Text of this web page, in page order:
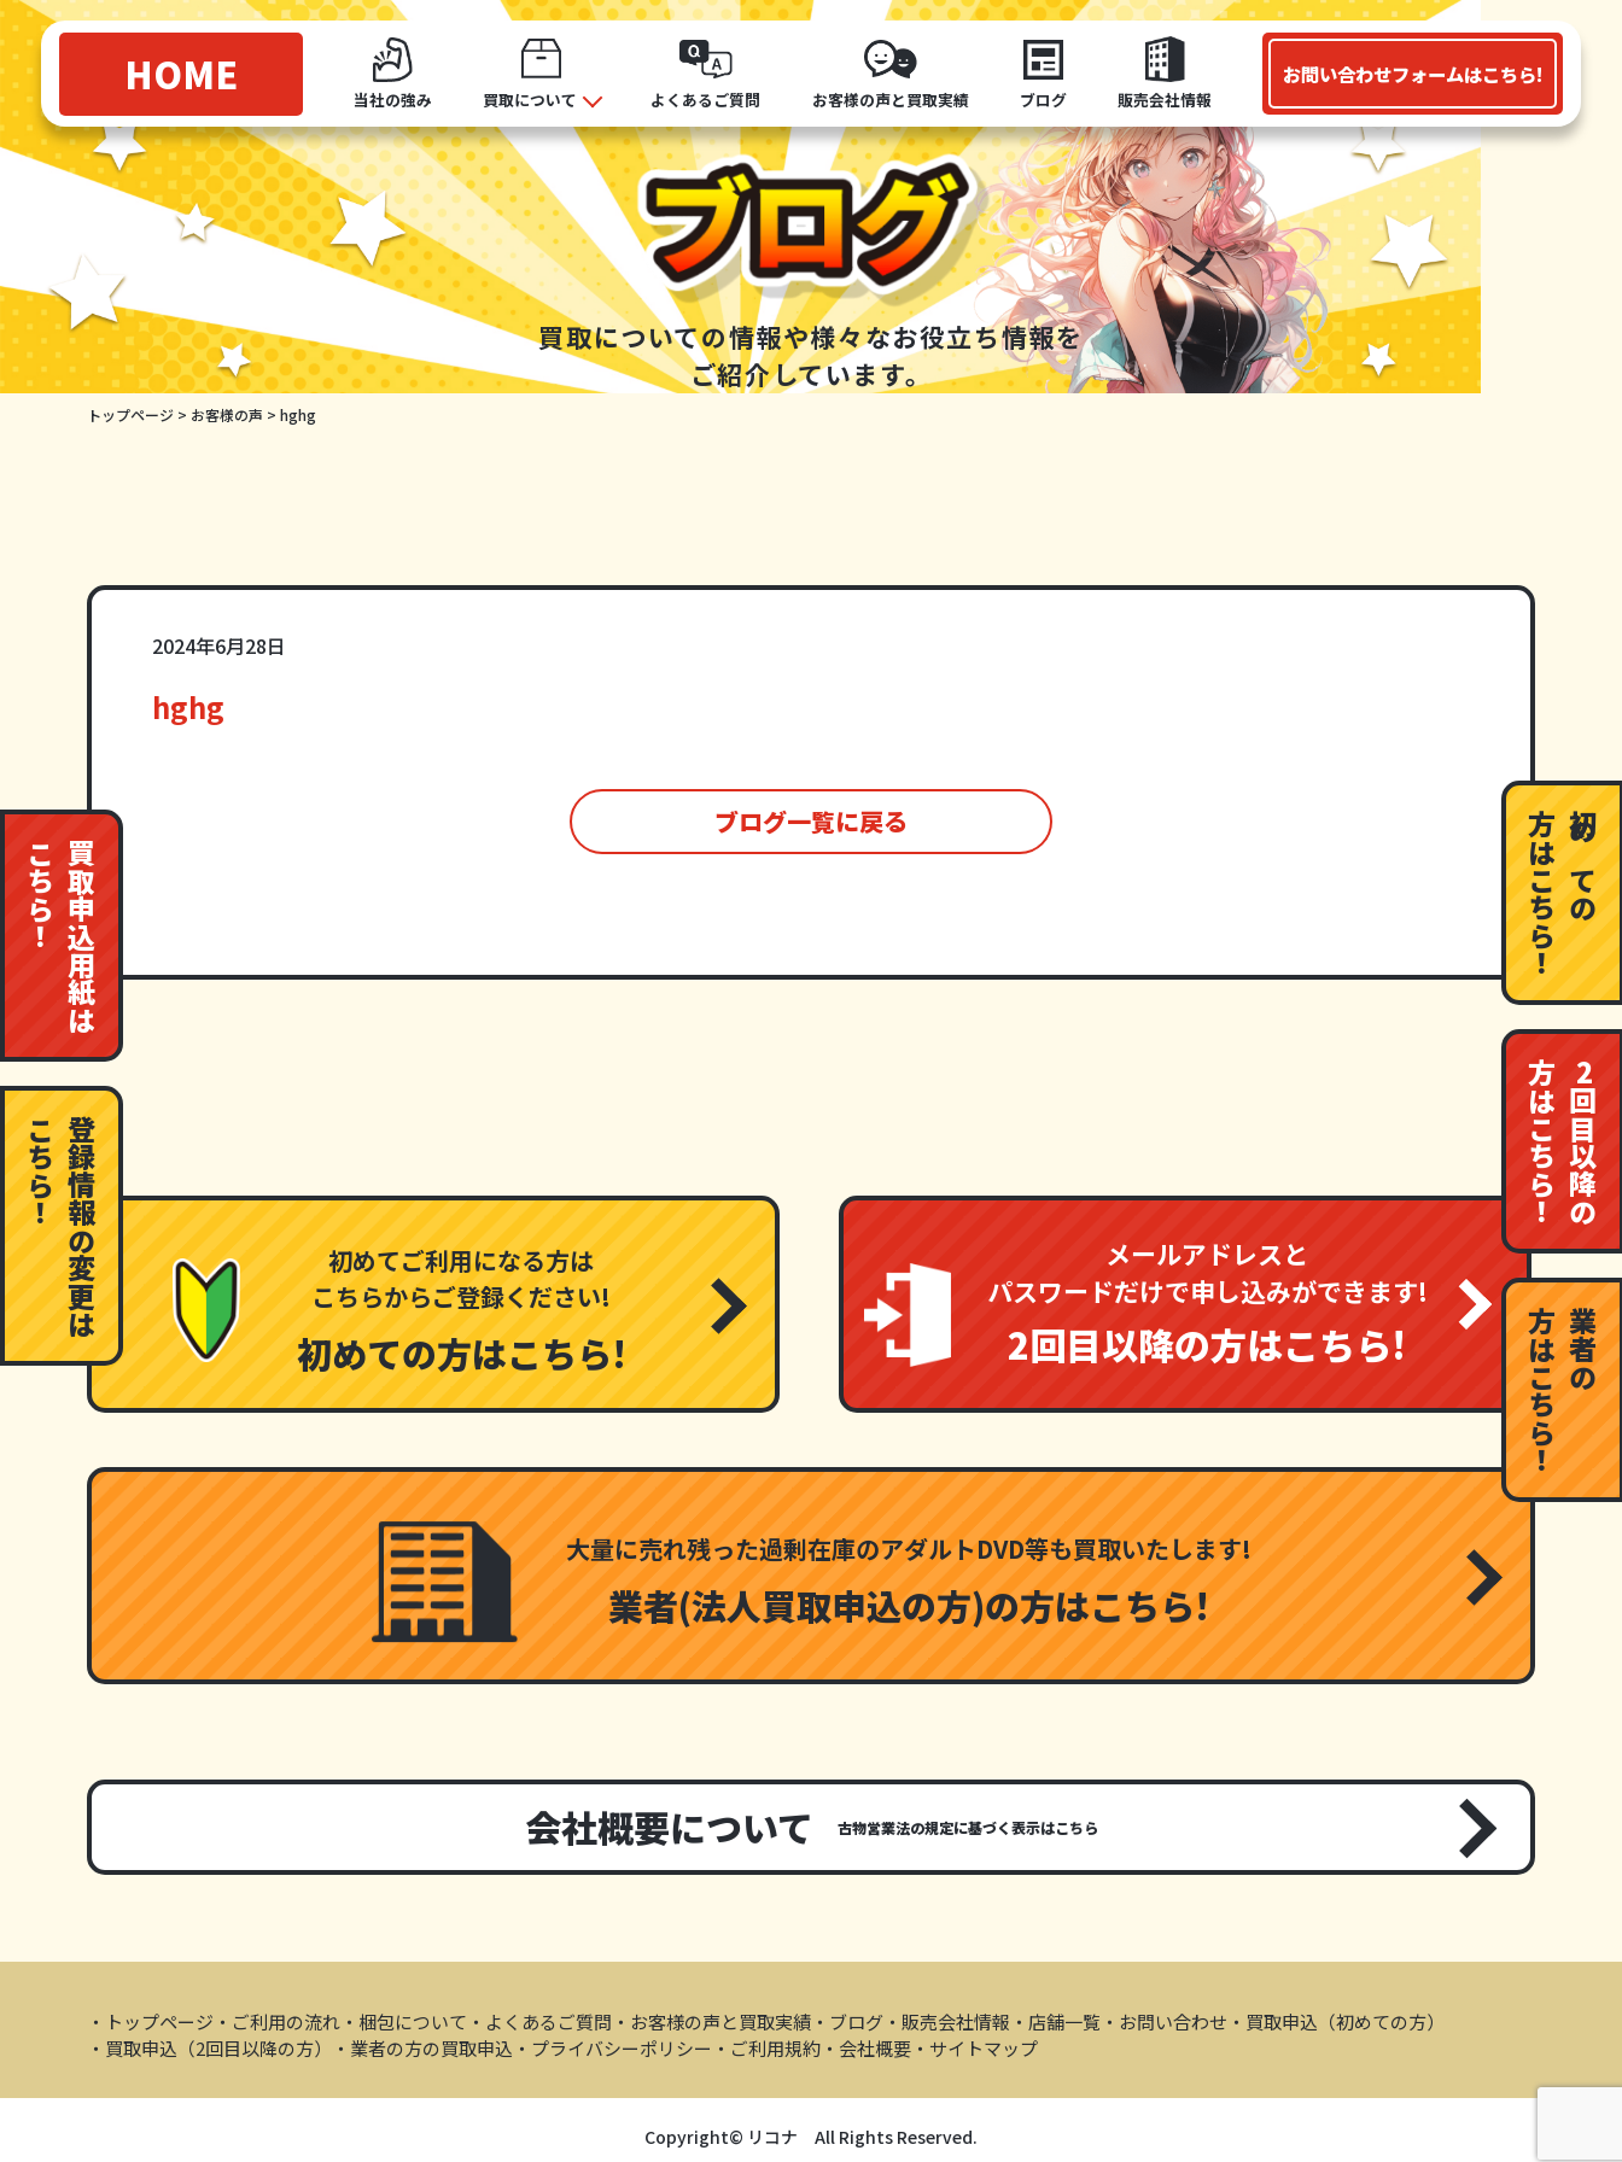
HOME 当社の強み 買取について よくあるご質問 お客様の声と買取実績 ブログ 販売会社情報
お問い合わせフォームはこちら!
買取についての情報や様々なお役立ち情報を
ご紹介しています。
初めての
方はこちら！
2
回目以降の
方はこちら！
業者の
方はこちら！
買取申込用紙は
こちら！
登録情報の変更は
こちら！
トップページ > お客様の声 > hghg
2024年6月28日
hghg
ブログ一覧に戻る
初めてご利用になる方は
こちらからご登録ください!
初めての方はこちら!
メールアドレスと
パスワードだけで申し込みができます!
2回目以降の方はこちら!
大量に売れ残った過剰在庫のアダルトDVD等も買取いたします!
業者(法人買取申込の方)の方はこちら!
会社概要について 古物営業法の規定に基づく表示はこちら
・トップページ ・ご利用の流れ ・梱包について ・よくあるご質問 ・お客様の声と買取実績 ・ブログ ・販売会社情報 ・店舗一覧 ・お問い合わせ ・買取申込（初めての方）
・買取申込（2回目以降の方）
・業者の方の買取申込 ・プライバシーポリシー ・ご利用規約 ・会社概要 ・サイトマップ
Copyright©︎ リコナ All Rights Reserved.